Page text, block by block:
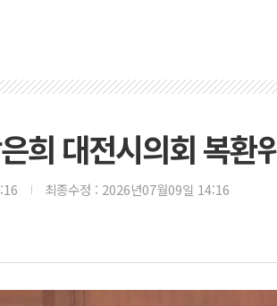
희 대전시의회 복환
최종수정 : 2026년07월09일 14:16